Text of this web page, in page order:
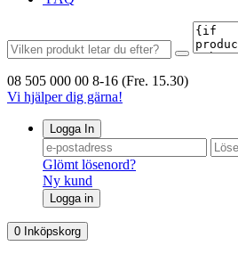
08 505 000 00 8-16 (Fre. 15.30)
Vi hjälper dig gärna!
Logga In
Glömt lösenord?
Ny kund
Logga in
0 Inköpskorg